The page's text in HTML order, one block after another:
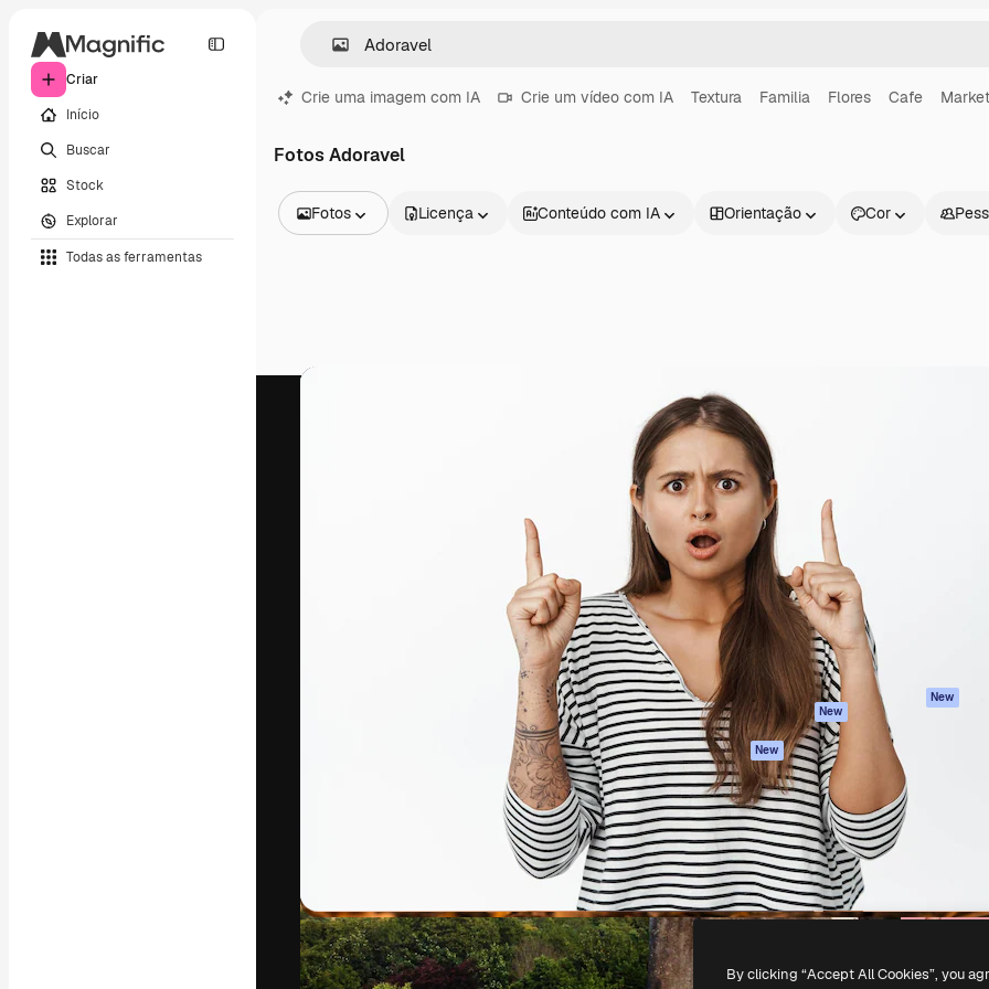
Criar
Início
Buscar
Stock
Explorar
Todas as ferramentas
Crie uma imagem com IA Crie um vídeo com IA Textura Familia Flores Cafe
Fotos Adoravel
Fotos
Vídeos
Licença Conteúdo com IA Orientação Cor
A plataforma criativa para você direcionar
seu melhor trabalho. Mais de 1 milhão de
assinantes entre criativos, empresas,
agências e estúdios.
Produtos
Spaces
Assistente de IA
Gerador de
imagens
Gerador de vídeos
Texto para voz
Conteúdo de stock
MCP para
Claude/ChatGPT
New
Agentes New
API
App móvel
Todas as
ferramentas
condições
Política de
privacidade
Originais
New
Política de cookies
Central de
confiabilidade
Afiliados
Empresas
Copyright © 2010-2026Freepik Company S.L.U.Todos os direitos reservados.
By clicking “Accept All Cookies”, you